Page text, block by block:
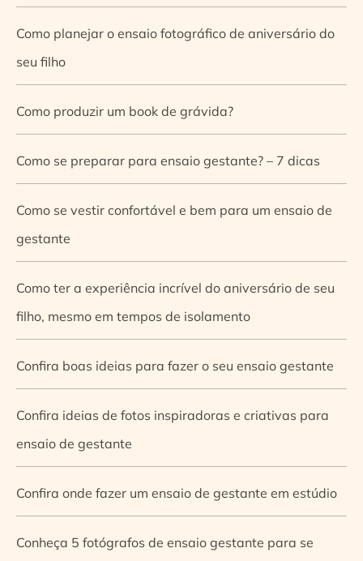
Como planejar o ensaio fotográfico de aniversário do
seu filho
Como produzir um book de grávida?
Como se preparar para ensaio gestante? – 7 dicas
Como se vestir confortável e bem para um ensaio de
gestante
Como ter a experiência incrível do aniversário de seu
filho, mesmo em tempos de isolamento
Confira boas ideias para fazer o seu ensaio gestante
Confira ideias de fotos inspiradoras e criativas para
ensaio de gestante
Confira onde fazer um ensaio de gestante em estúdio
Conheça 5 fotógrafos de ensaio gestante para se